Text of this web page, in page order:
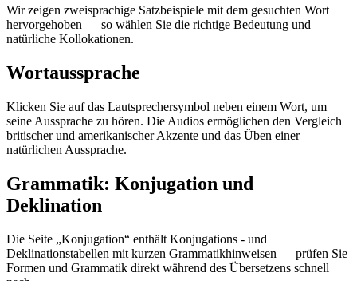
Wir zeigen zweisprachige Satzbeispiele mit dem gesuchten Wort
hervorgehoben — so wählen Sie die richtige Bedeutung und
natürliche Kollokationen.
Wortaussprache
Klicken Sie auf das Lautsprechersymbol neben einem Wort, um
seine Aussprache zu hören. Die Audios ermöglichen den Vergleich
britischer und amerikanischer Akzente und das Üben einer
natürlichen Aussprache.
Grammatik: Konjugation und
Deklination
Die Seite „Konjugation“ enthält Konjugations - und
Deklinationstabellen mit kurzen Grammatikhinweisen — prüfen Sie
Formen und Grammatik direkt während des Übersetzens schnell